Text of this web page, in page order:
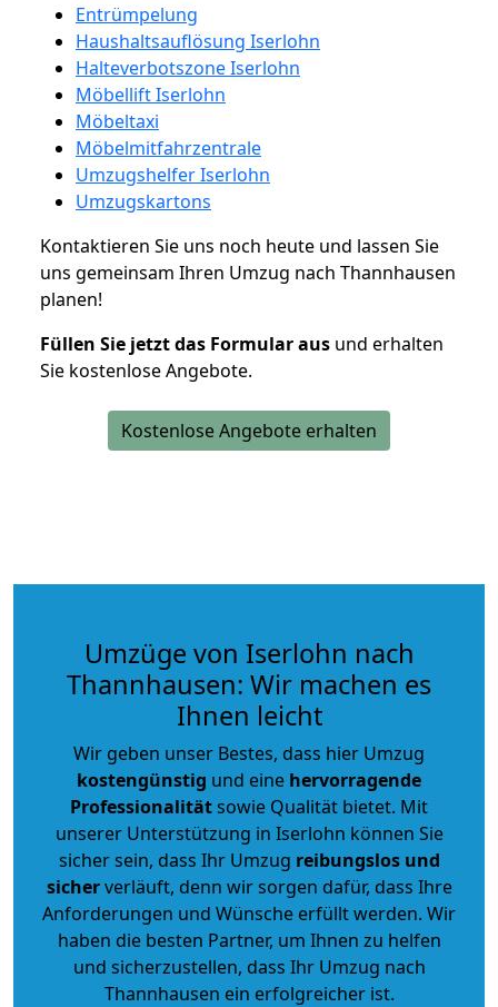
Entrümpelung
Haushaltsauflösung Iserlohn
Halteverbotszone Iserlohn
Möbellift Iserlohn
Möbeltaxi
Möbelmitfahrzentrale
Umzugshelfer Iserlohn
Umzugskartons
Kontaktieren Sie uns noch heute und lassen Sie
uns gemeinsam Ihren Umzug nach Thannhausen
planen!
Füllen Sie jetzt das Formular aus und erhalten
Sie kostenlose Angebote.
Kostenlose Angebote erhalten
Umzüge von Iserlohn nach
Thannhausen: Wir machen es
Ihnen leicht
Wir geben unser Bestes, dass hier Umzug
kostengünstig und eine hervorragende
Professionalitätsowie Qualität bietet. Mit
unserer Unterstützung in Iserlohn können Sie
sicher sein, dass Ihr Umzug reibungslos und
sicherverläuft, denn wir sorgen dafür, dass Ihre
Anforderungen und Wünsche erfüllt werden. Wir
haben die besten Partner, um Ihnen zu helfen
und sicherzustellen, dass Ihr Umzug nach
Thannhausen ein erfolgreicher ist.